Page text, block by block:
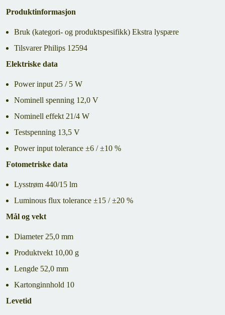
Produktinformasjon
Bruk (kategori- og produktspesifikk) Ekstra lyspære
Tilsvarer Philips 12594
Elektriske data
Power input 25 / 5 W
Nominell spenning 12,0 V
Nominell effekt 21/4 W
Testspenning 13,5 V
Power input tolerance ±6 / ±10 %
Fotometriske data
Lysstrøm 440/15 lm
Luminous flux tolerance ±15 / ±20 %
Mål og vekt
Diameter 25,0 mm
Produktvekt 10,00 g
Lengde 52,0 mm
Kartonginnhold 10
Levetid